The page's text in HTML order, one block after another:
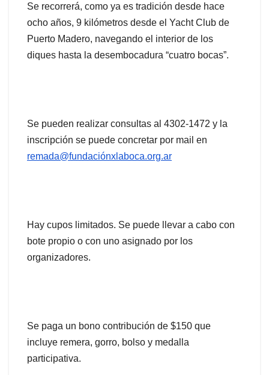
Se recorrerá, como ya es tradición desde hace
ocho años, 9 kilómetros desde el Yacht Club de
Puerto Madero, navegando el interior de los
diques hasta la desembocadura “cuatro bocas”.
Se pueden realizar consultas al 4302-1472 y la
inscripción se puede concretar por mail en
remada@fundaciónxlaboca.org.ar
Hay cupos limitados. Se puede llevar a cabo con
bote propio o con uno asignado por los
organizadores.
Se paga un bono contribución de $150 que
incluye remera, gorro, bolso y medalla
participativa.